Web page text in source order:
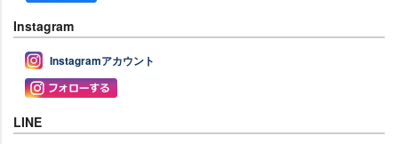
Instagram
Instagramアカウント
LINE